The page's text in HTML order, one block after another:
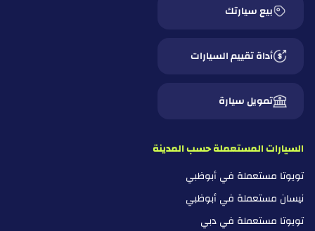
بيع سيارتك
أداة تقييم السيارات
تمويل سيارة
السيارات المستعملة حسب المدينة
تويوتا مستعملة في أبوظبي
نيسان مستعملة في أبوظبي
تويوتا مستعملة في دبي